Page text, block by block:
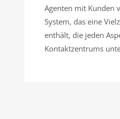
Agenten mit Kunden
System, das eine
enthält, die jeden
Kontaktzentrums